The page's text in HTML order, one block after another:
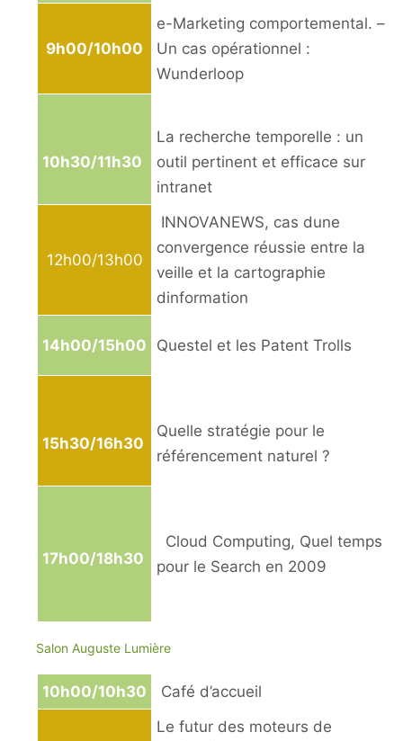
9h00/10h00
e-Marketing comportemental. –
Un cas opérationnel :
Wunderloop
10h30/11h30
La recherche temporelle : un
outil pertinent et efficace sur
intranet
12h00/13h00
INNOVANEWS, cas dune
convergence réussie entre la
veille et la cartographie
dinformation
14h00/15h00 Questel et les Patent Trolls
15h30/16h30
Quelle stratégie pour le
référencement naturel ?
17h00/18h30
Cloud Computing, Quel temps
pour le Search en 2009
Salon Auguste Lumière
10h00/10h30 Café d’accueil
Le futur des moteurs de